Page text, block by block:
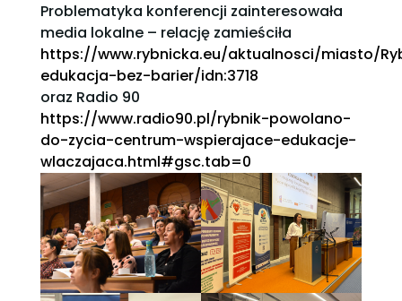
Problematyka konferencji zainteresowała
media lokalne – relację zamieściła
https://www.rybnicka.eu/aktualnosci/miasto/
edukacja-bez-barier/idn:3718
oraz Radio 90
https://www.radio90.pl/rybnik-powolano-
do-zycia-centrum-wspierajace-edukacje-
wlaczajaca.html#gsc.tab=0